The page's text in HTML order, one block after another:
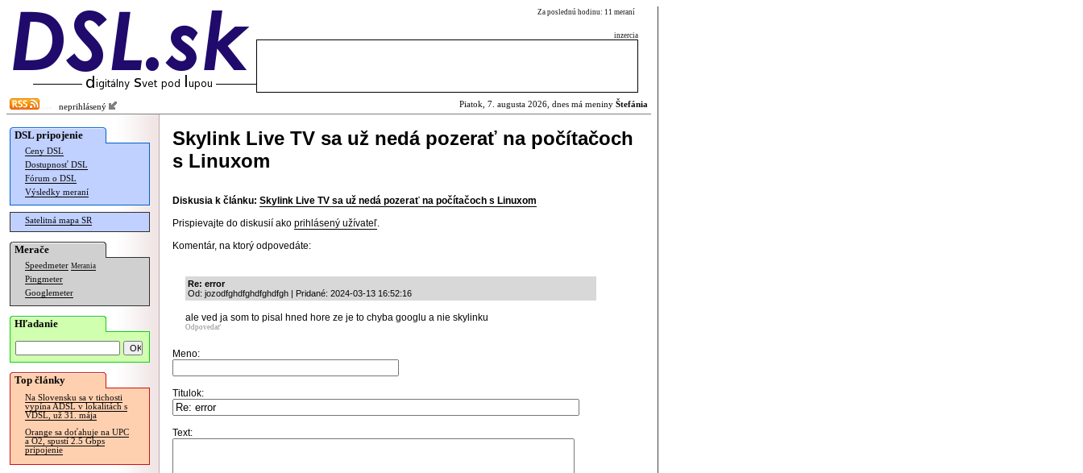
Za poslednú hodinu: 11 meraní
inzercia
neprihlásený Piatok, 7. augusta 2026, dnes má meniny Štefánia
DSL pripojenie
Ceny DSL
Dostupnosť DSL
Fórum o DSL
Výsledky meraní
Satelitná mapa SR
Merače
Speedmeter Merania
Pingmeter
Googlemeter
Hľadanie
Top články
Na Slovensku sa v tichosti
vypína ADSL v lokalitách s
VDSL, už 31. mája
Orange sa doťahuje na UPC
a O2, spustí 2.5 Gbps
pripojenie
Skylink Live TV sa už nedá pozerať na počítačoch
s Linuxom
Diskusia k článku: Skylink Live TV sa už nedá pozerať na počítačoch s Linuxom
Prispievajte do diskusií ako prihlásený užívateľ.
Komentár, na ktorý odpovedáte:
Re: error
Od: jozodfghdfghdfghdfgh | Pridané: 2024-03-13 16:52:16
ale ved ja som to pisal hned hore ze je to chyba googlu a nie skylinku
Odpovedať
Meno:
Titulok:
Text: